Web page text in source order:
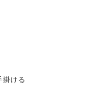
掛ける